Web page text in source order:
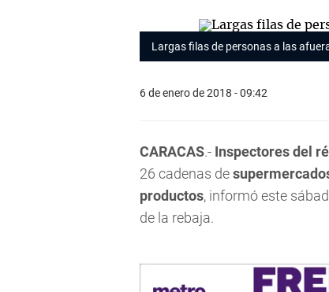
Largas filas de personas a las
6 de enero de 2018 - 09:42
CARACAS.- Inspectores del
26 cadenas de
productos, informó este
de la rebaja.